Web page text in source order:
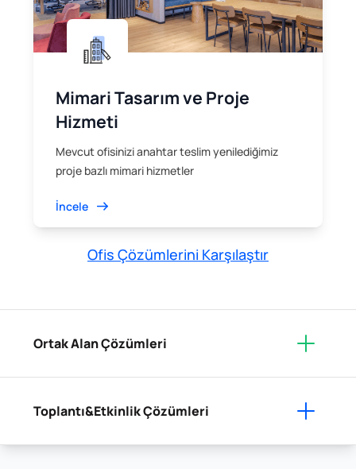
Mimari Tasarım ve Proje
Hizmeti
Mevcut ofisinizi anahtar teslim yenilediğimiz
proje bazlı mimari hizmetler
İncele
Ofis Çözümlerini Karşılaştır
Ortak Alan Çözümleri
Toplantı&Etkinlik Çözümleri